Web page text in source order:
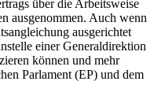
über die Arbeitsweise
ausgenommen. Auch wenn
ausgerichtet
einer Generaldirektion
können und mehr
Parlament (EP) und dem